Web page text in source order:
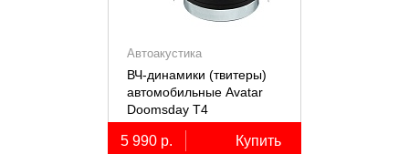
Автоакустика
ВЧ-динамики (твитеры)
автомобильные Avatar
Doomsday Т4
5 990 р. Купить